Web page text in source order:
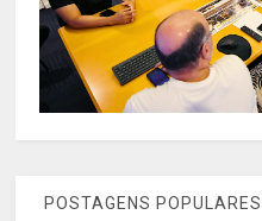
POSTAGENS POPULARES